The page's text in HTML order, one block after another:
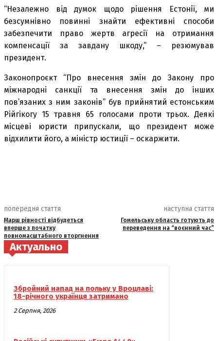
“Незалежно від думок щодо рішення Естонії, ми
безсумнівно повинні знайти ефективні способи
забезпечити право жертв агресії на отримання
компенсації за завдану шкоду,” – резюмував
президент.
Законопроєкт “Про внесення змін до Закону про
міжнародні санкції та внесення змін до інших
пов’язаних з ним законів” був прийнятий естонським
Рійгікогу 15 травня 65 голосами проти трьох. Деякі
місцеві юристи припускали, що президент може
відхилити його, а міністр юстиції – оскаржити.
попередня стаття
Марш рівності відбудеться
вперше з початку
повномасштабного вторгнення
наступна стаття
Гомельську область готують до
переведення на “воєнний час”
Актуально
Збройний напад на польку у Вроцлаві:
18-річного українця затримано
2 Серпня, 2026